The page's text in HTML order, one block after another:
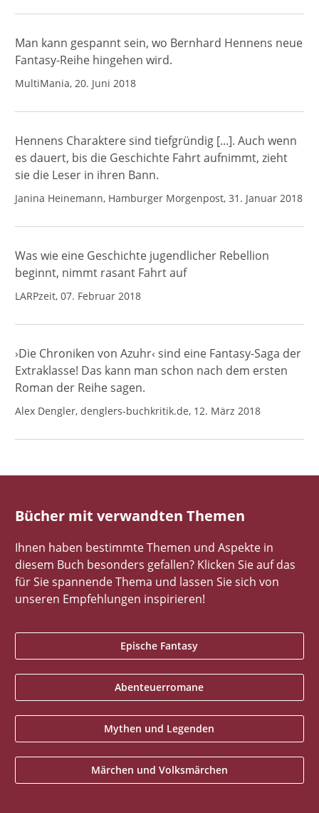
Man kann gespannt sein, wo Bernhard Hennens neue
Fantasy-Reihe hingehen wird.
MultiMania, 20. Juni 2018
Hennens Charaktere sind tiefgründig [...]. Auch wenn
es dauert, bis die Geschichte Fahrt aufnimmt, zieht
sie die Leser in ihren Bann.
Janina Heinemann, Hamburger Morgenpost, 31. Januar 2018
Was wie eine Geschichte jugendlicher Rebellion
beginnt, nimmt rasant Fahrt auf
LARPzeit, 07. Februar 2018
›Die Chroniken von Azuhr‹ sind eine Fantasy-Saga der
Extraklasse! Das kann man schon nach dem ersten
Roman der Reihe sagen.
Alex Dengler, denglers-buchkritik.de, 12. März 2018
Bücher mit verwandten Themen
Ihnen haben bestimmte Themen und Aspekte in
diesem Buch besonders gefallen? Klicken Sie auf das
für Sie spannende Thema und lassen Sie sich von
unseren Empfehlungen inspirieren!
Epische Fantasy
Abenteuerromane
Mythen und Legenden
Märchen und Volksmärchen